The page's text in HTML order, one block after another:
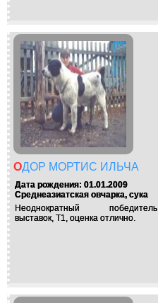
ОДОР МОРТИС ИЛЬЧА
Дата рождения: 01.01.2009
Среднеазиатская овчарка, сука
Неоднократный победитель
выставок, Т1, оценка отлично.